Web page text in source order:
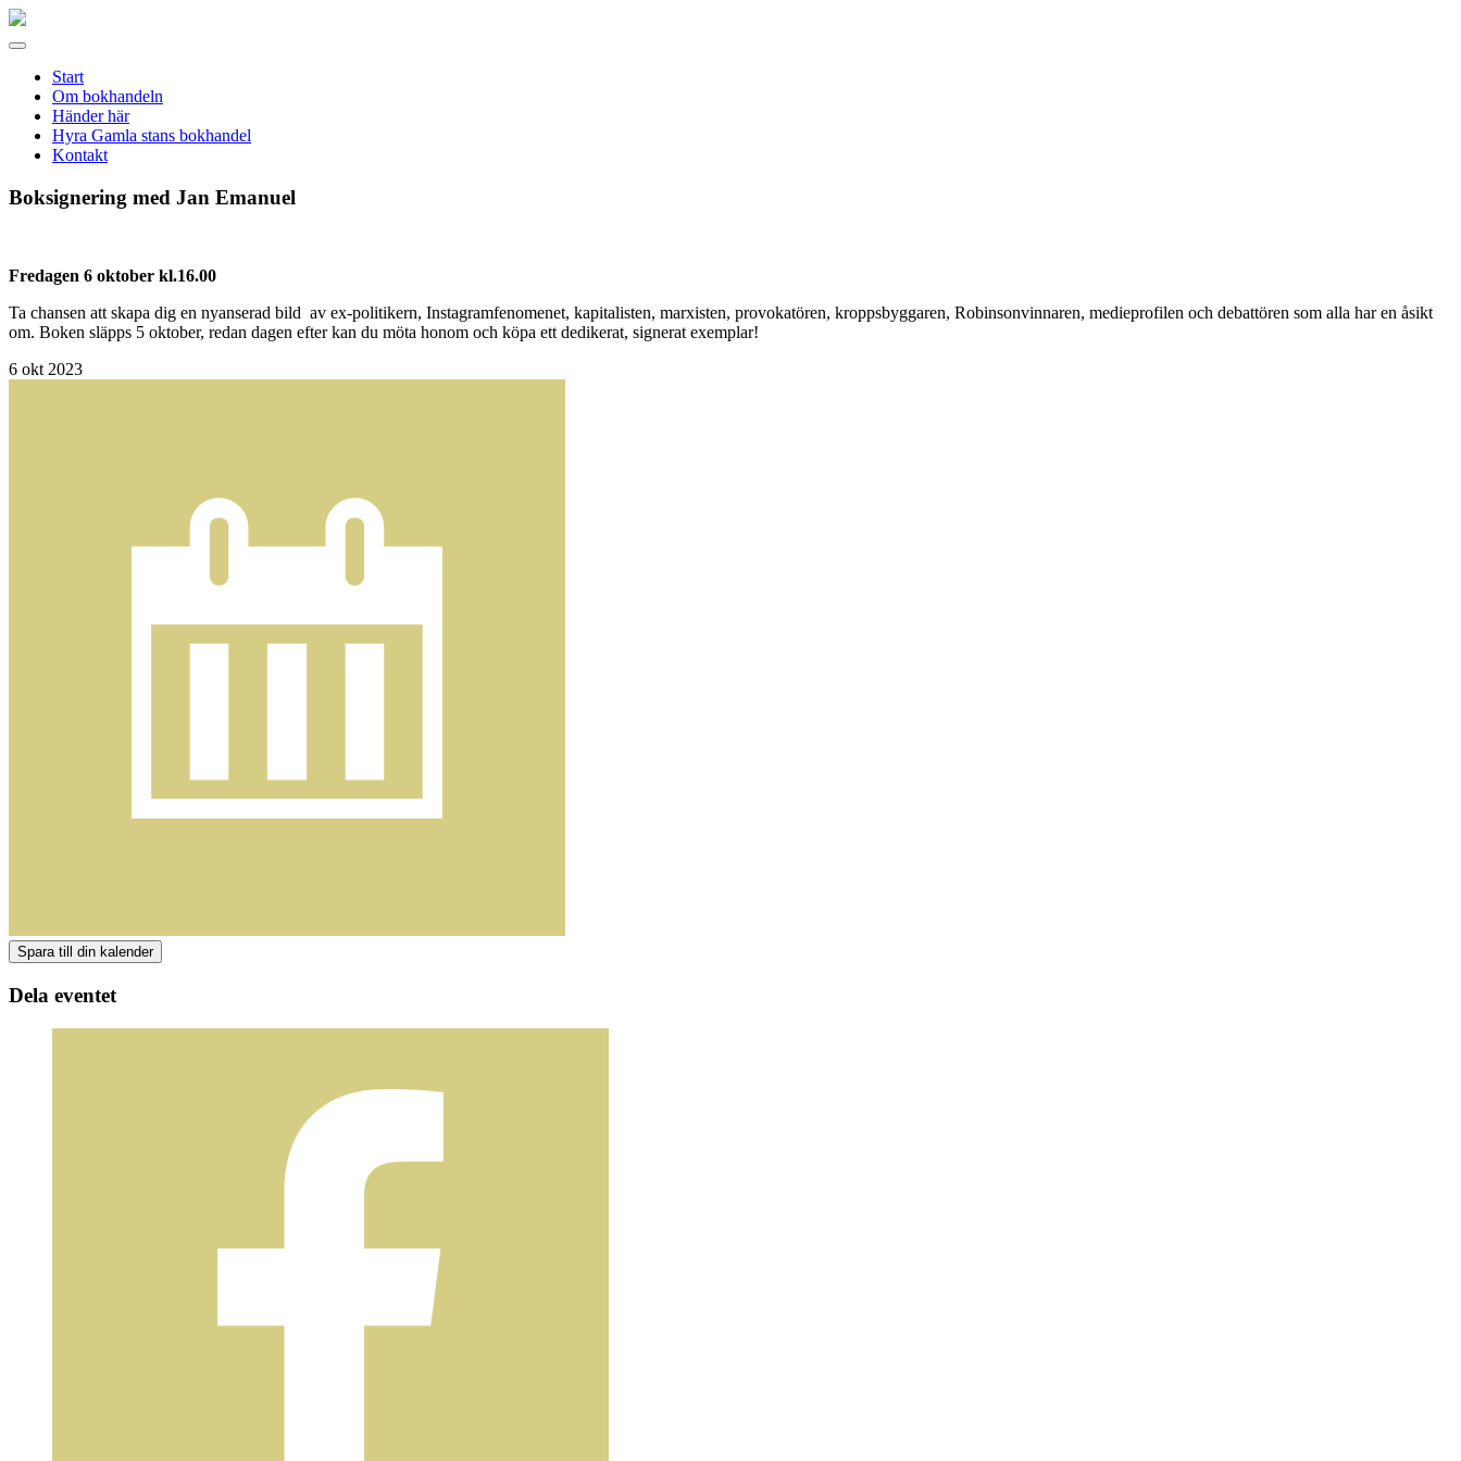
Gamla
Meny
Start
Om bokhandeln
Händer här
Hyra Gamla stans bokhandel
Kontakt
Boksignering med Jan Emanuel
Fredagen 6 oktober kl.16.00
Ta chansen att skapa dig en nyanserad bild av ex-politikern, Instagramfenomenet, kapitalisten, marxisten, provokatören, kroppsbyggaren, Robinsonvinnaren, medieprofilen och debattören som alla har en åsikt
om. Boken släpps 5 oktober, redan dagen efter kan du möta honom och köpa ett dedikerat, signerat exemplar!
6 okt 2023
Dela eventet